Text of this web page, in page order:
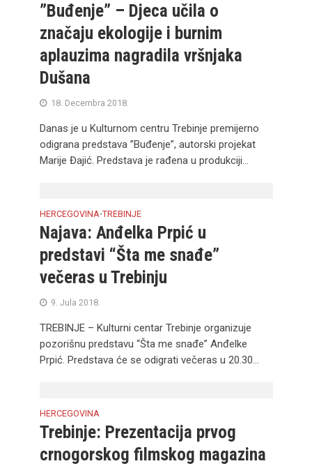
”Buđenje” – Djeca učila o
značaju ekologije i burnim
aplauzima nagradila vršnjaka
Dušana
18. Decembra 2018.
Danas je u Kulturnom centru Trebinje premijerno
odigrana predstava ”Buđenje”, autorski projekat
Marije Đajić. Predstava je rađena u produkciji...
HERCEGOVINA•TREBINJE
Najava: Anđelka Prpić u
predstavi “Šta me snađe”
večeras u Trebinju
9. Jula 2018.
TREBINJE – Kulturni centar Trebinje organizuje
pozorišnu predstavu “Šta me snađe” Anđelke
Prpić. Predstava će se odigrati večeras u 20.30...
HERCEGOVINA
Trebinje: Prezentacija prvog
crnogorskog filmskog magazina